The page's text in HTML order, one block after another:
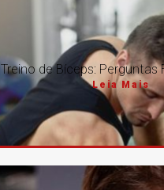
Treino de Bíceps:
Leia Mais